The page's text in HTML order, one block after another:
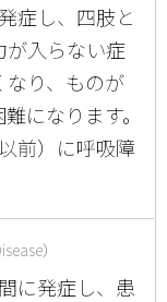
症し、四肢と
が入らない症
り、ものが
になります。
前）に呼吸障
）
に発症し、患